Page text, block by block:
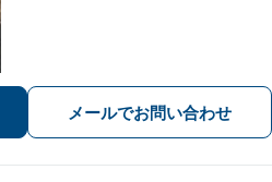
相談可】
メールでお問い合わせ